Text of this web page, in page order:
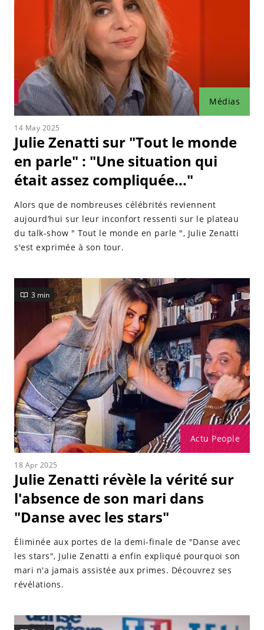
Médias
14 May 2025
Julie Zenatti sur "Tout le monde
en parle" : "Une situation qui
était assez compliquée..."
Alors que de nombreuses célébrités reviennent
aujourd’hui sur leur inconfort ressenti sur le plateau
du talk-show " Tout le monde en parle ", Julie Zenatti
s'est exprimée à son tour.
Actu People
3 min
18 Apr 2025
Julie Zenatti révèle la vérité sur
l'absence de son mari dans
"Danse avec les stars"
Éliminée aux portes de la demi-finale de "Danse avec
les stars", Julie Zenatti a enfin expliqué pourquoi son
mari n'a jamais assistée aux primes. Découvrez ses
révélations.